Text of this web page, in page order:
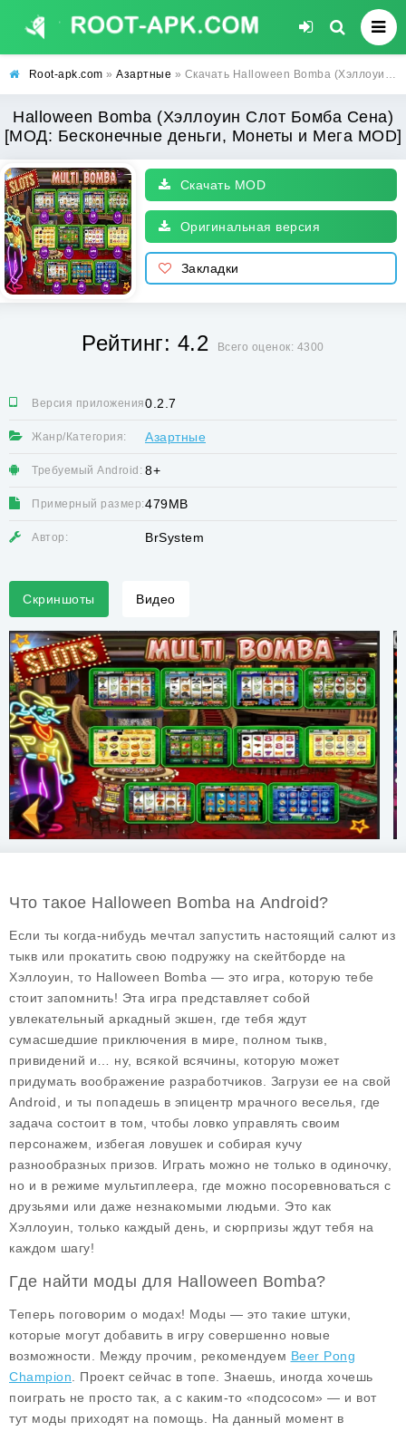
Root-apk.com » Азартные » Скачать Halloween Bomba (Хэллоуин Слот Бомба Сена) [МОД: Бесконечные деньги, Монеты и Мега MOD] | Взлом Halloween Bomba на Андроид
Halloween Bomba (Хэллоуин Слот Бомба Сена)
[МОД: Бесконечные деньги, Монеты и Мега MOD]
Скачать MOD
Оригинальная версия
Закладки
Рейтинг: 4.2 Всего оценок: 4300
Версия приложения:0.2.7
Жанр/Категория: Азартные
Требуемый Android: 8+
Примерный размер:479MB
Автор: BrSystem
Скриншоты Видео
Что такое Halloween Bomba на Android?
Если ты когда-нибудь мечтал запустить настоящий салют из
тыкв или прокатить свою подружку на скейтборде на
Хэллоуин, то Halloween Bomba — это игра, которую тебе
стоит запомнить! Эта игра представляет собой
увлекательный аркадный экшен, где тебя ждут
сумасшедшие приключения в мире, полном тыкв,
привидений и… ну, всякой всячины, которую может
придумать воображение разработчиков. Загрузи ее на свой
Android, и ты попадешь в эпицентр мрачного веселья, где
задача состоит в том, чтобы ловко управлять своим
персонажем, избегая ловушек и собирая кучу
разнообразных призов. Играть можно не только в одиночку,
но и в режиме мультиплеера, где можно посоревноваться с
друзьями или даже незнакомыми людьми. Это как
Хэллоуин, только каждый день, и сюрпризы ждут тебя на
каждом шагу!
Где найти моды для Halloween Bomba?
Теперь поговорим о модах! Моды — это такие штуки,
которые могут добавить в игру совершенно новые
возможности. Между прочим, рекомендуем Beer Pong
Champion . Проект сейчас в топе. Знаешь, иногда хочешь
поиграть не просто так, а с каким-то «подсосом» — и вот
тут моды приходят на помощь. На данный момент в